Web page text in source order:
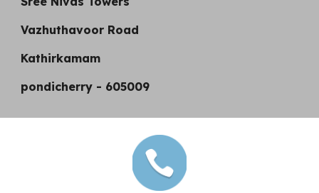
Vazhuthavoor Road
Kathirkamam
pondicherry - 605009